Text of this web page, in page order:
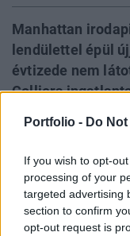
Portfolio - Do
If you wish to opt-
processing of your
targeted advertising
section to confirm
opt-out request is
Manhattan
lendülettel épül
évtizede nem
Colliers
Manhattan
is, hogy a B-
váltak - ezt már
meg a CNBC.
Property Awards
elmúlt egy év